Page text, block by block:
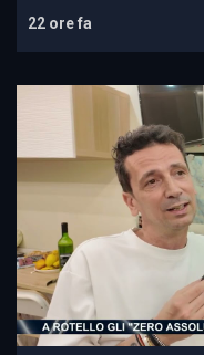
22 ore fa